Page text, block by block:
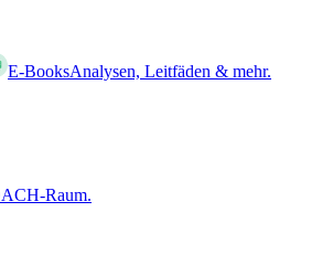
E-BooksAnalysen, Leitfäden & mehr.
Raum.